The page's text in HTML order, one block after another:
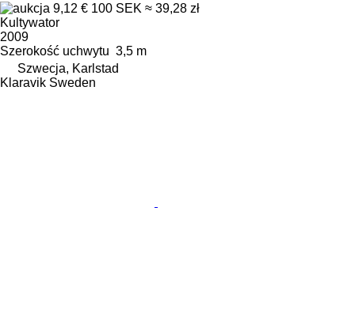
9,12 € 100 SEK ≈ 39,28 zł
Kultywator
2009
Szerokość uchwytu 3,5 m
Szwecja, Karlstad
Klaravik Sweden